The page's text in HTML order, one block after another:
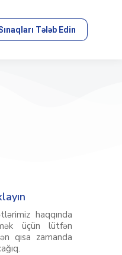
Tələb Edin
haqqında
üçün lütfən
qısa zamanda